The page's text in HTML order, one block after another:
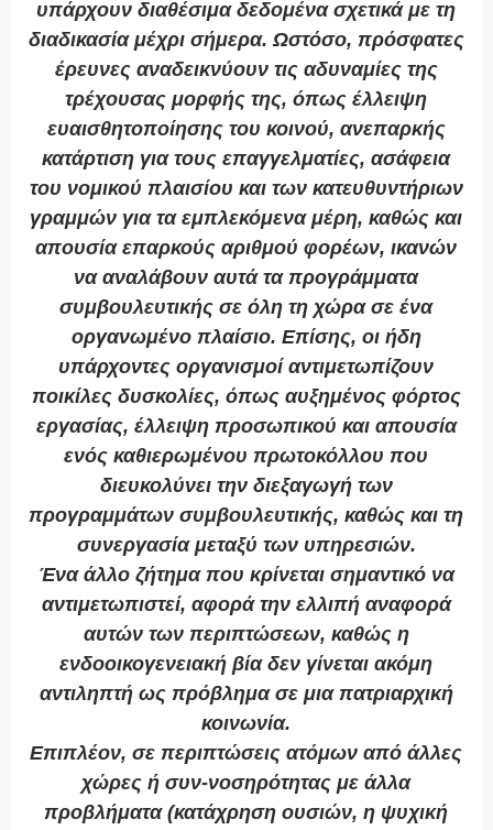
υπάρχουν διαθέσιμα δεδομένα σχετικά με τη
διαδικασία μέχρι σήμερα. Ωστόσο, πρόσφατες
έρευνες αναδεικνύουν τις αδυναμίες της
τρέχουσας μορφής της, όπως έλλειψη
ευαισθητοποίησης του κοινού, ανεπαρκής
κατάρτιση για τους επαγγελματίες, ασάφεια
του νομικού πλαισίου και των κατευθυντήριων
γραμμών για τα εμπλεκόμενα μέρη, καθώς και
απουσία επαρκούς αριθμού φορέων, ικανών
να αναλάβουν αυτά τα προγράμματα
συμβουλευτικής σε όλη τη χώρα σε ένα
οργανωμένο πλαίσιο. Επίσης, οι ήδη
υπάρχοντες οργανισμοί αντιμετωπίζουν
ποικίλες δυσκολίες, όπως αυξημένος φόρτος
εργασίας, έλλειψη προσωπικού και απουσία
ενός καθιερωμένου πρωτοκόλλου που
διευκολύνει την διεξαγωγή των
προγραμμάτων συμβουλευτικής, καθώς και τη
συνεργασία μεταξύ των υπηρεσιών.
Ένα άλλο ζήτημα που κρίνεται σημαντικό να
αντιμετωπιστεί, αφορά την ελλιπή αναφορά
αυτών των περιπτώσεων, καθώς η
ενδοοικογενειακή βία δεν γίνεται ακόμη
αντιληπτή ως πρόβλημα σε μια πατριαρχική
κοινωνία.
Επιπλέον, σε περιπτώσεις ατόμων από άλλες
χώρες ή συν-νοσηρότητας με άλλα
προβλήματα (κατάχρηση ουσιών, η ψυχική